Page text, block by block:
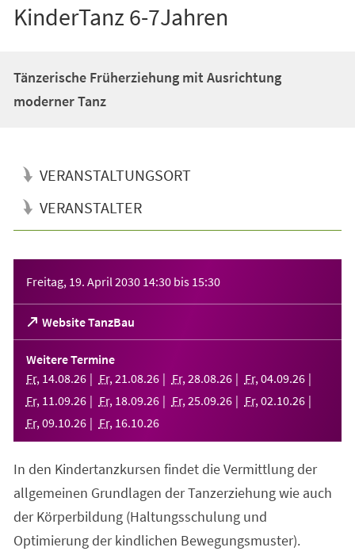
KinderTanz 6-7Jahren
Tänzerische Früherziehung mit Ausrichtung
moderner Tanz
VERANSTALTUNGSORT
VERANSTALTER
Freitag, 19. April 2030 14:30 bis 15:30
Website TanzBau
(Öffnet
in
einem
neuen
Tab)
Weitere Termine
Fr, 14.08.26 Fr, 21 .08.26 Fr, 28.08.26 Fr, 04.09.26
Fr, 11 .09.26 Fr, 18.09.26 Fr, 25.09.26 Fr, 02.10.26
Fr, 09.10.26 Fr, 16.10.26
In den Kindertanzkursen findet die Vermittlung der
allgemeinen Grundlagen der Tanzerziehung wie auch
der Körperbildung (Haltungsschulung und
Optimierung der kindlichen Bewegungsmuster).